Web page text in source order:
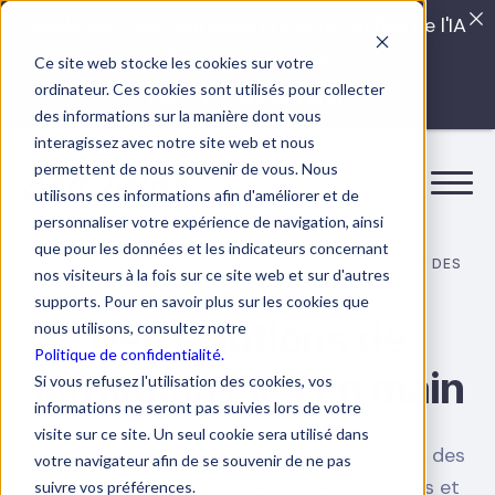
Ce site web stocke les cookies sur votre
ordinateur. Ces cookies sont utilisés pour collecter
des informations sur la manière dont vous
interagissez avec notre site web et nous
permettent de nous souvenir de vous. Nous
utilisons ces informations afin d'améliorer et de
personnaliser votre expérience de navigation, ainsi
que pour les données et les indicateurs concernant
nos visiteurs à la fois sur ce site web et sur d'autres
supports. Pour en savoir plus sur les cookies que
nous utilisons, consultez notre
Politique de confidentialité.
Si vous refusez l'utilisation des cookies, vos
informations ne seront pas suivies lors de votre
visite sur ce site. Un seul cookie sera utilisé dans
votre navigateur afin de se souvenir de ne pas
suivre vos préférences.
GESTION DE L'APPRENTISSAGE ET DÉVELOPPEMENT DES
SOFT SKILLS
Des solutions de
formation clés en main
Mettez à disposition de votre organisation des
contenus de formation efficaces, pratiques et
Quels sont les véritables impacts cachés de l'IA
dans vos équipes?
LISEZ LE GUIDE INTERDIT